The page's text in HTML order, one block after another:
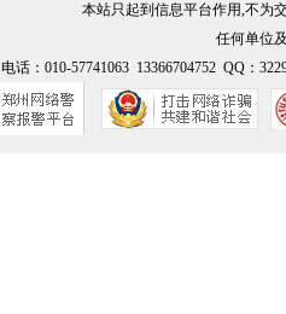
本站只起到信息平台作用,不为
任何单位
电话：010-57741063 13366704752 QQ：